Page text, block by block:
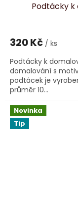
Podtácky k
320 Kč / ks
Podtácky k
domalování s
podtácek je
průměr 10...
Novinka
Tip